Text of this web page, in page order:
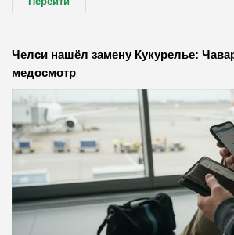
Челси нашёл замену Кукурелье:
медосмотр